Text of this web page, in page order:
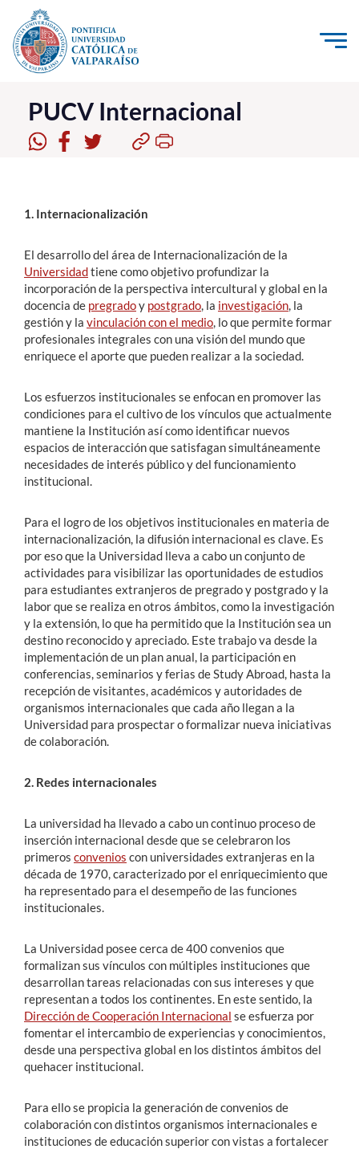
Click acá para ir directamente al contenido
La Universidad
Investigación, Creación e Innovación
Admisión
Pregrado
Postgrado
Formación Continua
Estudiantes
Académicos
Funcionarios
English
PUCV Internacional
1. Internacionalización
El desarrollo del área de Internacionalización de la
Universidadtiene como objetivo profundizar la
incorporación de la perspectiva intercultural y global en la
docencia de pregradoy postgrado, la investigación, la
gestión y la vinculación con el medio, lo que permite formar
profesionales integrales con una visión del mundo que
enriquece el aporte que pueden realizar a la sociedad.
Los esfuerzos institucionales se enfocan en promover las
condiciones para el cultivo de los vínculos que actualmente
mantiene la Institución así como identificar nuevos
espacios de interacción que satisfagan simultáneamente
necesidades de interés público y del funcionamiento
institucional.
Para el logro de los objetivos institucionales en materia de
internacionalización, la difusión internacional es clave. Es
por eso que la Universidad lleva a cabo un conjunto de
actividades para visibilizar las oportunidades de estudios
para estudiantes extranjeros de pregrado y postgrado y la
labor que se realiza en otros ámbitos, como la investigación
y la extensión, lo que ha permitido que la Institución sea un
destino reconocido y apreciado. Este trabajo va desde la
implementación de un plan anual, la participación en
conferencias, seminarios y ferias de Study Abroad, hasta la
recepción de visitantes, académicos y autoridades de
organismos internacionales que cada año llegan a la
Universidad para prospectar o formalizar nueva iniciativas
de colaboración.
2. Redes internacionales
La universidad ha llevado a cabo un continuo proceso de
inserción internacional desde que se celebraron los
primeros convenios con universidades extranjeras en la
década de 1970, caracterizado por el enriquecimiento que
ha representado para el desempeño de las funciones
institucionales.
La Universidad posee cerca de 400 convenios que
formalizan sus vínculos con múltiples instituciones que
desarrollan tareas relacionadas con sus intereses y que
representan a todos los continentes. En este sentido, la
Dirección de Cooperación Internacional se esfuerza por
fomentar el intercambio de experiencias y conocimientos,
desde una perspectiva global en los distintos ámbitos del
quehacer institucional.
Para ello se propicia la generación de convenios de
colaboración con distintos organismos internacionales e
instituciones de educación superior con vistas a fortalecer